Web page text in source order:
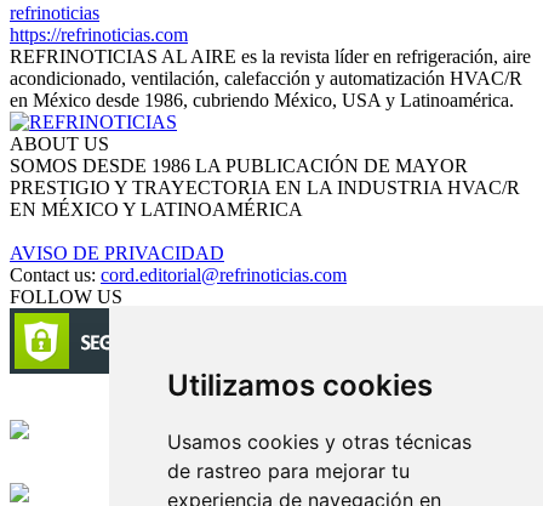
Utilizamos cookies
Usamos cookies y otras técnicas
de rastreo para mejorar tu
experiencia de navegación en
refrinoticias
https://refrinoticias.com
REFRINOTICIAS AL AIRE es la revista líder en refrigeración, aire
acondicionado, ventilación, calefacción y automatización HVAC/R
en México desde 1986, cubriendo México, USA y Latinoamérica.
ABOUT US
SOMOS DESDE 1986 LA PUBLICACIÓN DE MAYOR
PRESTIGIO Y TRAYECTORIA EN LA INDUSTRIA HVAC/R
EN MÉXICO Y LATINOAMÉRICA
AVISO DE PRIVACIDAD
Contact us: cord.editorial@refrinoticias.com
FOLLOW US